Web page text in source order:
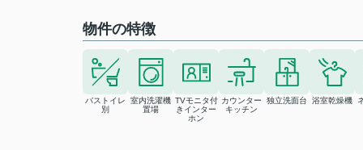
物件の特徴
バストイレ
別
室内洗濯機
置場
TVモニタ付
きインター
ホン
カウンター
キッチン
独立洗面台 浴室乾燥機